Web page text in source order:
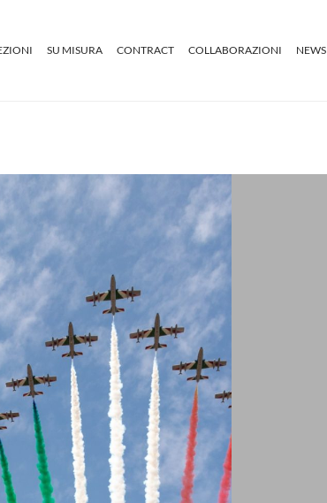
SU MISURA CONTRACT COLLABORAZIONI NEWS